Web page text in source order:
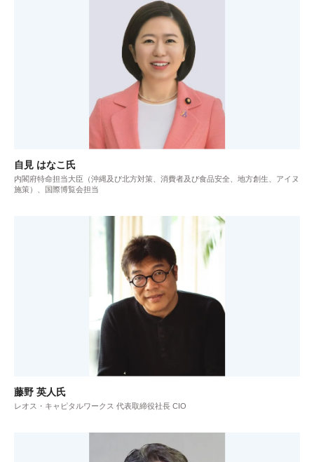
自見 はなこ氏
内閣府特命担当大臣（沖縄及び北方対策、消費者及び食品安全、地方創生、アイヌ
施策）、国際博覧会担当
藤野 英人氏
レオス・キャピタルワークス 代表取締役社長 CIO